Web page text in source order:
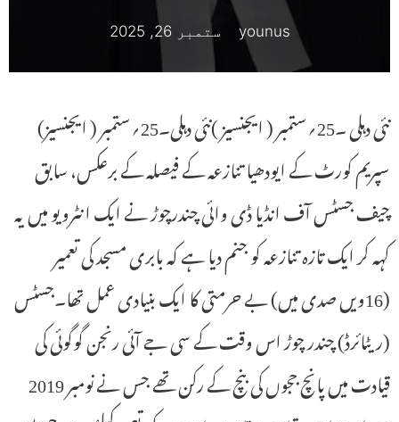
younus ستمبر 26, 2025
نئی دہلی ۔25؍ستمبر ( ایجنسیز )نئی دہلی۔25؍ستمبر ( ایجنسیز)
سپریم کورٹ کے ایودھیا تنازعہ کے فیصلہ کے برعکس، سابق
چیف جسٹس آف انڈیا ڈی وائی چندرچوڑ نے ایک انٹرویو میں یہ
کہہ کر ایک تازہ تنازعہ کو جنم دیا ہے کہ بابری مسجد کی تعمیر
(16ویں صدی میں) بے حرمتی کا ایک بنیادی عمل تھا۔جسٹس
(ریٹائرڈ) چندر چوڑ اس وقت کے سی جے آئی رنجن گوگوئی کی
قیادت میں پانچ ججوں کی بنچ کے رکن تھے جس نے نومبر 2019